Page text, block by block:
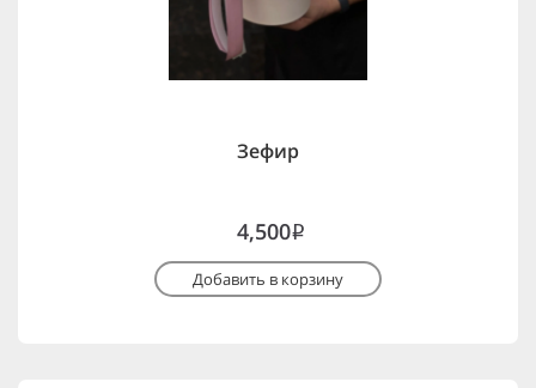
Зефир
4,500i
Добавить в корзину